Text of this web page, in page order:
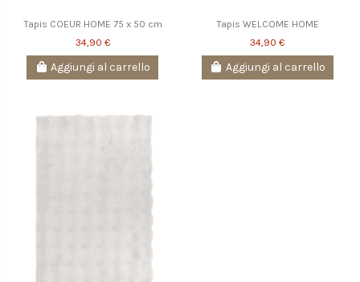
Tapis COEUR HOME 75 x 50 cm
34,90 €
Aggiungi al carrello
Tapis WELCOME HOME
34,90 €
Aggiungi al carrello